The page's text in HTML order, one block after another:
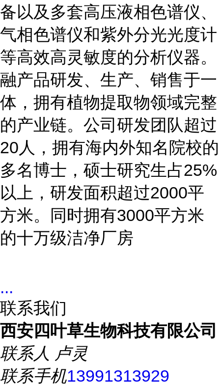
备以及多套高压液相色谱仪、
气相色谱仪和紫外分光光度计
等高效高灵敏度的分析仪器。
融产品研发、生产、销售于一
体，拥有植物提取物领域完整
的产业链。公司研发团队超过
20人，拥有海内外知名院校的
多名博士，硕士研究生占25%
以上，研发面积超过2000平
方米。同时拥有3000平方米
的十万级洁净厂房
...
联系我们
西安四叶草生物科技有限公司
联系人 卢灵
联系手机13991313929